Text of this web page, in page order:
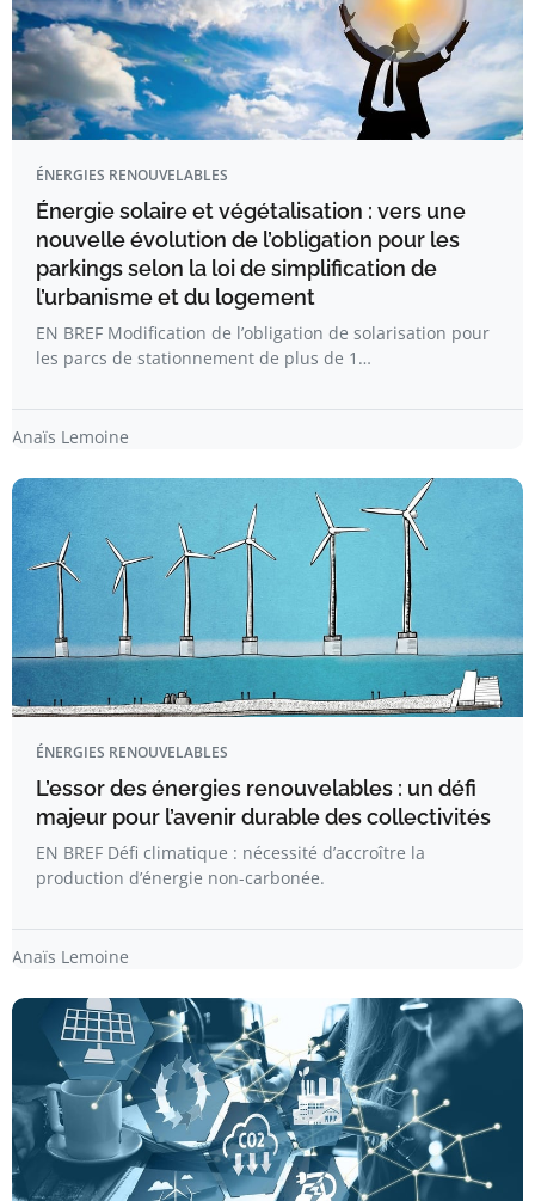
ÉNERGIES RENOUVELABLES
Énergie solaire et végétalisation : vers une
nouvelle évolution de l’obligation pour les
parkings selon la loi de simplification de
l’urbanisme et du logement
EN BREF Modification de l’obligation de solarisation pour
les parcs de stationnement de plus de 1…
Anaïs Lemoine
ÉNERGIES RENOUVELABLES
L’essor des énergies renouvelables : un défi
majeur pour l’avenir durable des collectivités
EN BREF Défi climatique : nécessité d’accroître la
production d’énergie non-carbonée.
Anaïs Lemoine